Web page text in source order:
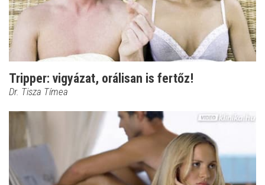
Tripper: vigyázat, orálisan is fertőz!
Dr. Tisza Tímea